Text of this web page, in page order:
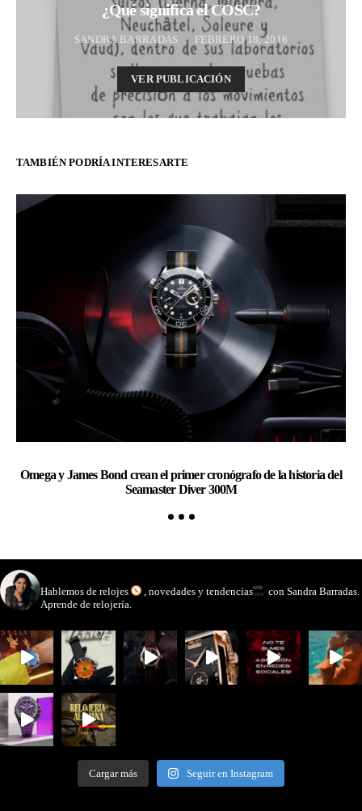
¿Qué significa el COSC?
SANDRA BARRADAS FEBRERO 18, 2016
VER PUBLICACIÓN
TAMBIÉN PODRÍA INTERESARTE
Omega y James Bond crean el primer cronógrafo de la historia del
Seamaster Diver 300M
Hablemos de relojes , novedades y tendencias
con Sandra Barradas.
Aprende de relojería.
Cargar más Seguir en Instagram